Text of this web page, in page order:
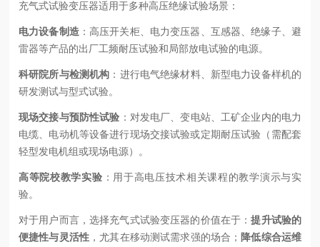
充气式试验变压器适用于多种高压绝缘试验场景：
电力设备制造：高压开关柜、电力变压器、互感器、绝缘子、避
雷器等产品的出厂工频耐压试验和局部放电试验的电源。
科研院所与检测机构 ：进行电气绝缘材料、新型电力设备样机的
研发测试与型式试验。
现场交接与预防性试验 ：对发电厂、变电站、工矿企业内的电力
电缆、电动机等设备进行现场交接试验或定期耐压试验（需配套
轻型发电机组或现场电源）。
高等院校教学实验 ：用于高电压技术相关课程的教学演示与实
验。
对于用户而言，选择充气式试验变压器的价值在于：提升试验的
便捷性与灵活性 ，尤其在移动测试需求强的场合； 降低综合运维